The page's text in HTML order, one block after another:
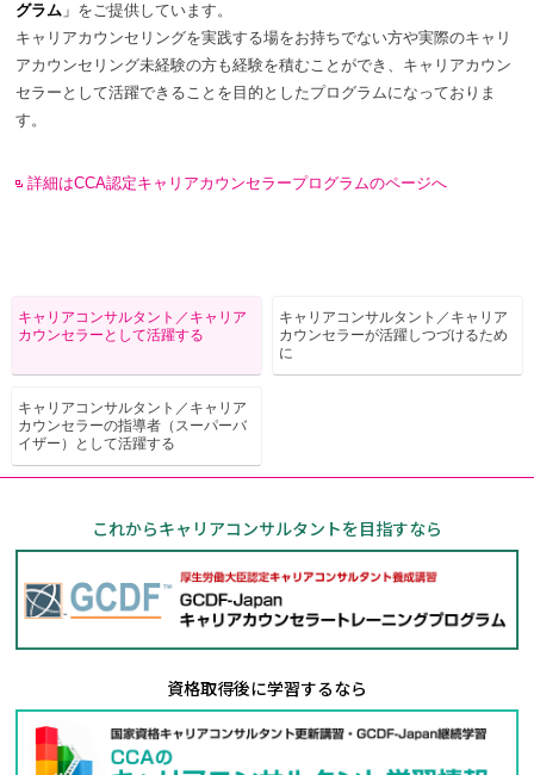
グラム 」 をご提供しています。
キャリアカウンセリングを実践する場をお持ちでない方や実際のキャリ
アカウンセリング未経験の方も経験を積むことができ、キャリアカウン
セラーとして活躍できることを目的としたプログラムになっておりま
す。
詳細はCCA認定キャリアカウンセラープログラムのページへ
キャリアコンサルタント／ キャリア
カウンセラー として活躍する
キャリアコンサルタント／ キャリア
カウンセラーが活躍しつづけるため
に
キャリアコンサルタント／ キャリア
カウンセラーの指導者（スーパーバ
イザー）
として活躍する
これからキャリアコンサルタントを目指すなら
資格取得後に学習するなら